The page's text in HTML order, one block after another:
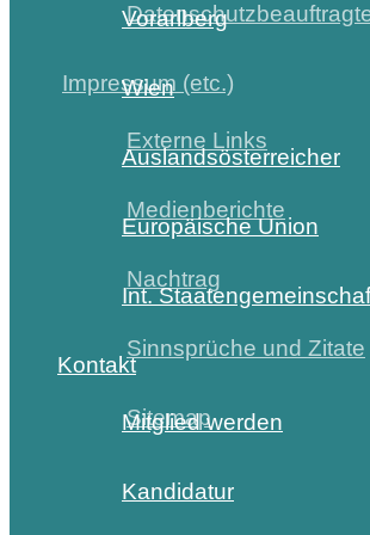
Impressum (etc.)
Externe Links
Medienberichte
Nachtrag
Sinnsprüche und Zitate
Sitemap
Vorarlberg
Wien
Auslandsösterreicher
Europäische Union
Int.
Kontakt
Mitglied werden
Kandidatur